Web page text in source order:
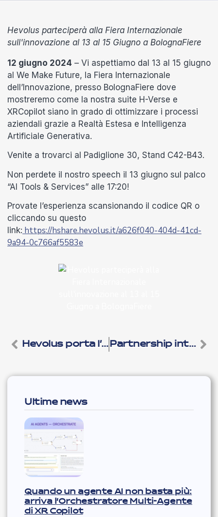
Hevolus parteciperà alla Fiera Internazionale
sull'innovazione al 13 al 15 Giugno a BolognaFiere
12 giugno 2024 – Vi aspettiamo dal 13 al 15 giugno
al We Make Future, la Fiera Internazionale
dell’Innovazione, presso BolognaFiere dove
mostreremo come la nostra suite H-Verse e
XRCopilot siano in grado di ottimizzare i processi
aziendali grazie a Realtà Estesa e Intelligenza
Artificiale Generativa.
Venite a trovarci al Padiglione 30, Stand C42-B43.
Non perdete il nostro speech il 13 giugno sul palco
“AI Tools & Services” alle 17:20!
Provate l’esperienza scansionando il codice QR o
cliccando su questo
link: https://hshare.hevolus.it/a626f040-404d-41cd-
9a94-0c766af5583e
Hevolus porta l’esperienza di acquisto del futuro su ogni dispositivo Partnership internazionale con Magic Leap
Ultime news
Quando un agente AI non basta più:
arriva l’Orchestratore Multi-Agente
di XR Copilot